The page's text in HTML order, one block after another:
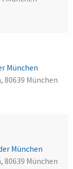
München
80639 München
München
80639 München